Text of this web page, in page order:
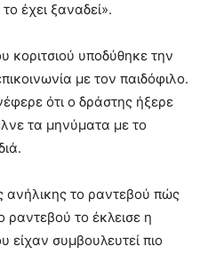
έχει ξαναδεί».
κοριτσιού υποδύθηκε την
με τον παιδόφιλο.
ότι ο δράστης ήξερε
τα μηνύματα με το
το ραντεβού πώς
ραντεβού το έκλεισε η
είχαν συμβουλευτεί πιο